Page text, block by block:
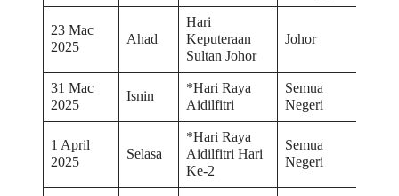
23 Mac
2025
Ahad
Hari
Keputeraan
Sultan Johor
Johor
31 Mac
2025
Isnin
*Hari Raya
Aidilfitri
Semua
Negeri
1 April
2025
Selasa
*Hari Raya
Aidilfitri Hari
Ke-2
Semua
Negeri